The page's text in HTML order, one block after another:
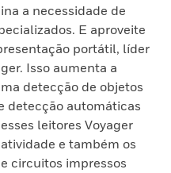
a necessidade de
E aproveite
portátil, líder
Isso aumenta a
detecção de objetos
detecção automáticas
leitores Voyager
e também os
circuitos impressos